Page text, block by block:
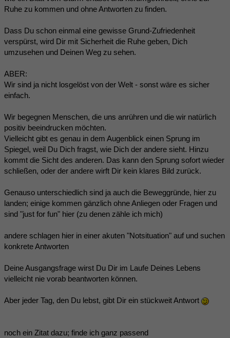
Ruhe zu kommen und ohne Antworten zu finden.
Dass Du schon einmal eine gewisse Grund-Zufriedenheit
verspürst, wird Dir mit Sicherheit die Ruhe geben, Dich
umzusehen und Deinen Weg zu sehen.
ABER:
Wir sind ja nicht losgelöst von der Welt - sonst wäre es sicher
einfach.
Wir begegnen Menschen, die uns anrühren und die wir natürlich
positiv beeindrucken möchten.
Vielleicht gibt es genau in dem Augenblick einen Sprung im
Spiegel, weil Du Dich fragst, wie Dich der andere sieht. Hinzu
kommt die Sicht des anderen. Das kann den Sprung sofort wieder
schließen, oder der andere wirft Dir kein klares Bild zurück.
Genauso unterschiedlich sind ja auch die Beweggründe, hier zu
landen; einige kommen gänzlich ohne Anliegen oder Fragen und
sind "just for fun" hier (zu denen zähle ich mich)
andere schlagen hier in einer akuten "Notsituation" auf und suchen
konkrete Antworten
Deine Ausgangsfrage wirst Du Dir im Laufe Deines Lebens
vielleicht nie vorab beantworten können.
Aber jeder Tag, den Du lebst, gibt Dir ein stückweit Antwort
noch ein Zitat dazu; finde ich ganz passend